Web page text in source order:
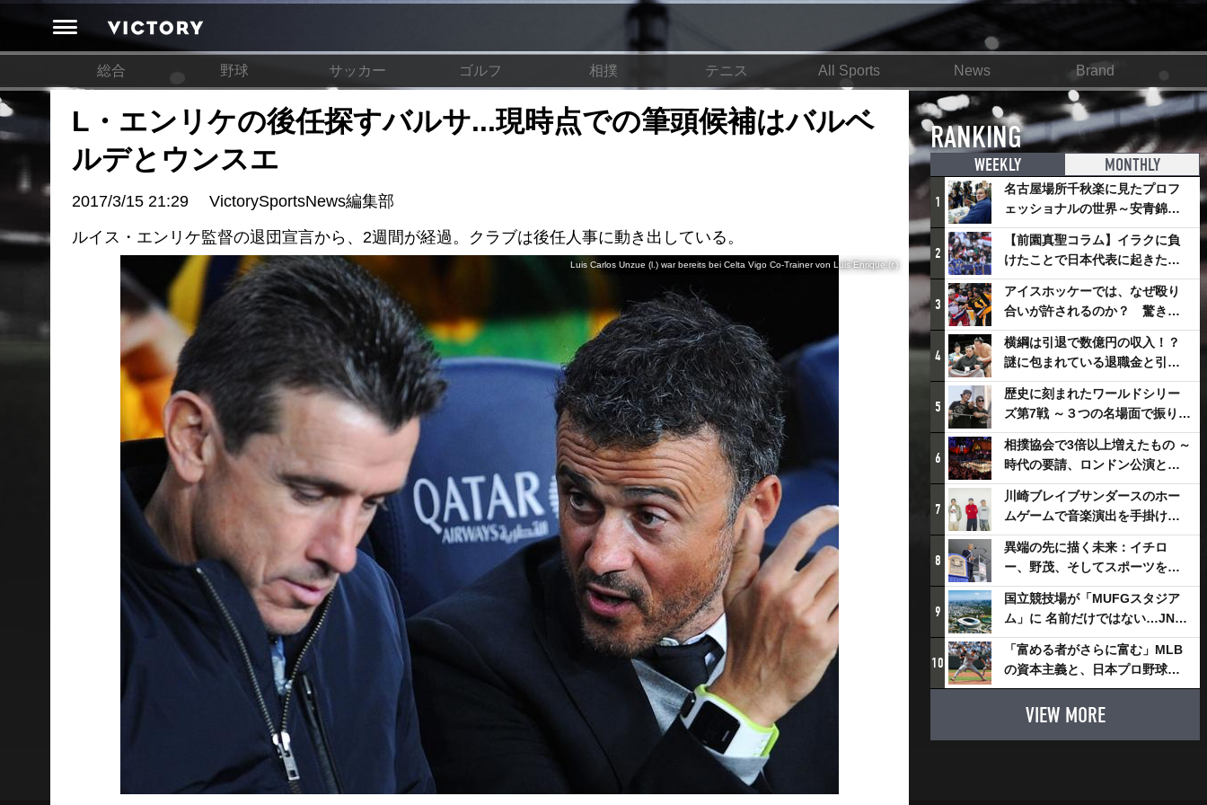
総合 野球 サッカー ゴルフ 相撲 テニス All Sports News Brand
L・エンリケの後任探すバルサ...現時点での筆頭候補はバルベ
ルデとウンスエ
2017/3/15 21:29
VictorySportsNews編集部
ルイス・エンリケ監督の退団宣言から、2週間が経過。クラブは後任人事に動き出している。
Luis Carlos Unzue (l.) war bereits bei Celta Vigo Co-Trainer von Luis Enrique (r.)
RANKING
WEEKLY MONTHLY
1
名古屋場所千秋楽に見たプロフ
ェッショナルの世界～安青錦の
優勝を巡るさまざまなドラマ
2
【前園真聖コラム】イラクに負
けたことで日本代表に起きたプ
ラスとは
3
アイスホッケーでは、なぜ殴り
合いが許されるのか？ 驚きの
「ファイティング」ルールにつ
いて
4
横綱は引退で数億円の収入！？
謎に包まれている退職金と引退
相撲興行
5
歴史に刻まれたワールドシリー
ズ第7戦 ～３つの名場面で振り返
る～
6
相撲協会で3倍以上増えたもの ～
時代の要請、ロンドン公演と古
式大相撲
7
川崎ブレイブサンダースのホー
ムゲームで音楽演出を手掛ける
スチャダラパーが川崎新！アリ
ーナシティ・プロジェクトを語
る 「楽しみでしかないでしょ。
川崎は、ずっと成長曲線だか
ら」
8
異端の先に描く未来：イチロ
ー、野茂、そしてスポーツを支
える科学界の挑戦
9
国立競技場が「MUFGスタジア
ム」に 名前だけではない…JNSE
とMUFGが“共創”し描く地域活
性化・社会価値創造の近未来図
とは
10
「富める者がさらに富む」MLB
の資本主義と、日本プロ野球が
踏み出せない一歩
VIEW MORE